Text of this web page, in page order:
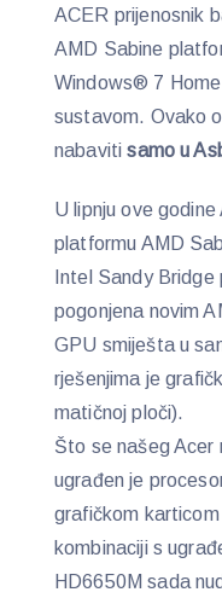
ACER prijenosnik
AMD Sabine
Windows® 7
sustavom. Ovako
nabaviti samo u
U lipnju ove
platformu AMD
Intel Sandy
pogonjena novim
GPU smiješta u
rješenjima je
matičnoj ploči).
Što se našeg Acer
ugrađen je
grafičkom
kombinaciji s
HD6650M sada